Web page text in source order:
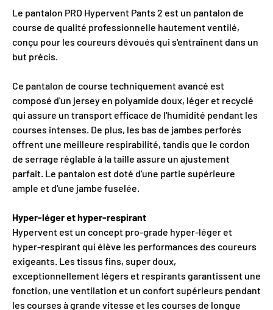
Le pantalon PRO Hypervent Pants 2 est un pantalon de
course de qualité professionnelle hautement ventilé,
conçu pour les coureurs dévoués qui s'entraînent dans un
but précis.
Ce pantalon de course techniquement avancé est
composé d'un jersey en polyamide doux, léger et recyclé
qui assure un transport efficace de l'humidité pendant les
courses intenses. De plus, les bas de jambes perforés
offrent une meilleure respirabilité, tandis que le cordon
de serrage réglable à la taille assure un ajustement
parfait. Le pantalon est doté d'une partie supérieure
ample et d'une jambe fuselée.
Hyper-léger et hyper-respirant
Hypervent est un concept pro-grade hyper-léger et
hyper-respirant qui élève les performances des coureurs
exigeants. Les tissus fins, super doux,
exceptionnellement légers et respirants garantissent une
fonction, une ventilation et un confort supérieurs pendant
les courses à grande vitesse et les courses de longue